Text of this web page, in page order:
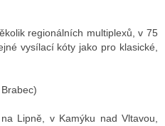
regionálních multiplexů, v 75
vysílací kóty jako pro klasické,
Lipně, v Kamýku nad Vltavou,